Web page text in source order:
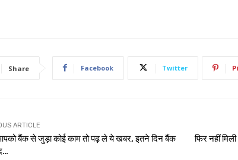
Share Facebook Twitter
ARTICLE
बैंक से जुड़ा कोई काम तो पढ़ ले ये खबर, इतने दिन बैंक
फिर नहीं